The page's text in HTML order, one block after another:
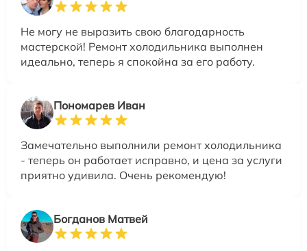
Не могу не выразить свою благодарность
мастерской! Ремонт холодильника выполнен
идеально, теперь я спокойна за его работу.
Пономарев Иван
Замечательно выполнили ремонт холодильника
- теперь он работает исправно, и цена за услуги
приятно удивила. Очень рекомендую!
Богданов Матвей